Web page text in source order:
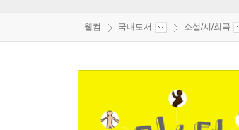
웰컴 국내도서 소설/시/희곡